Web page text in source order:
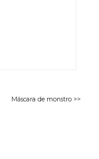
Máscara de monstro >>